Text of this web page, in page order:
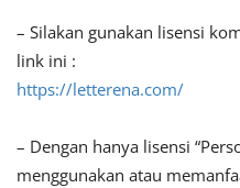
– Silakan gunakan lisensi
link ini :
https://letterena.com/
– Dengan hanya lisensi
menggunakan atau